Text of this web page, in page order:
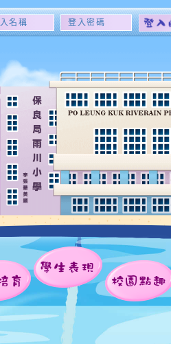
登
名
稱
登
密
碼
育
學生表現
校園點趣